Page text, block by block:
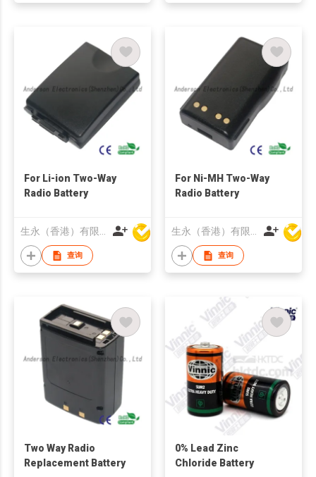
For Li-ion Two-Way
Radio Battery
生永（香港）有限公司
查询
For Ni-MH Two-Way
Radio Battery
生永（香港）有限公司
查询
Two Way Radio
Replacement Battery
0% Lead Zinc
Chloride Battery